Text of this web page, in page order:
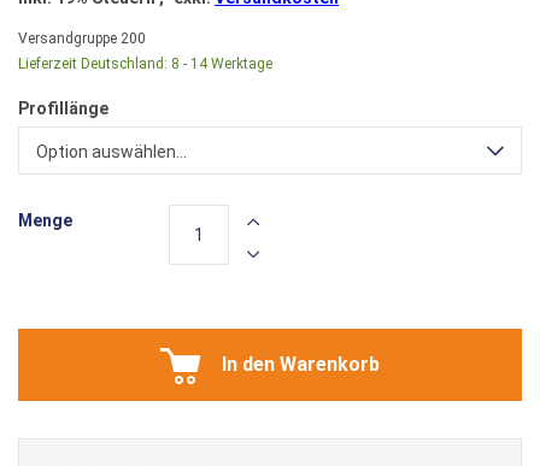
Versandgruppe 200
Lieferzeit Deutschland: 8 - 14 Werktage
Profillänge
Option auswählen...
Menge
In den Warenkorb